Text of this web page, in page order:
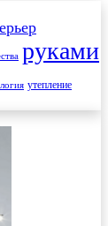
руками
утепление